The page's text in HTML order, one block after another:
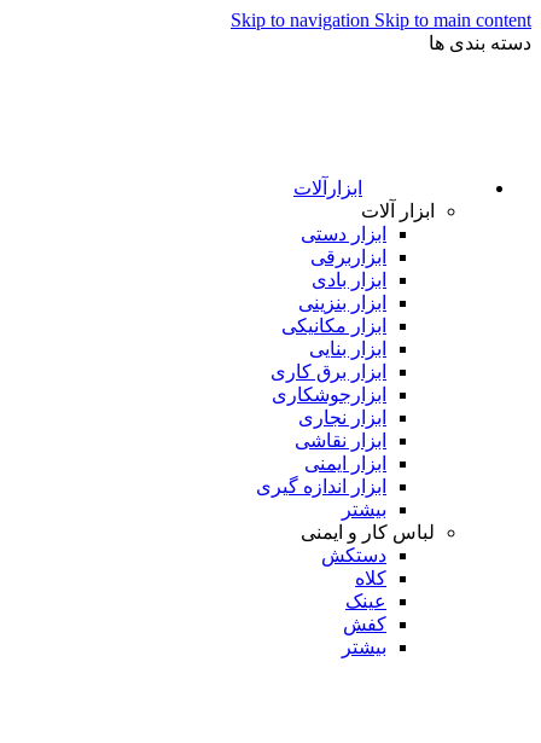
Skip to navigation Skip to main content
دسته بندی ها
ابزارآلات
ابزار آلات
ابزار دستی
ابزاربرقی
ابزار بادی
ابزار بنزینی
ابزار مکانیکی
ابزار بنایی
ابزار برق کاری
ابزارجوشکاری
ابزار نجاری
ابزار نقاشی
ابزار ایمنی
ابزار اندازه گیری
بیشتر
لباس کار و ایمنی
دستکش
کلاه
عینک
کفش
بیشتر